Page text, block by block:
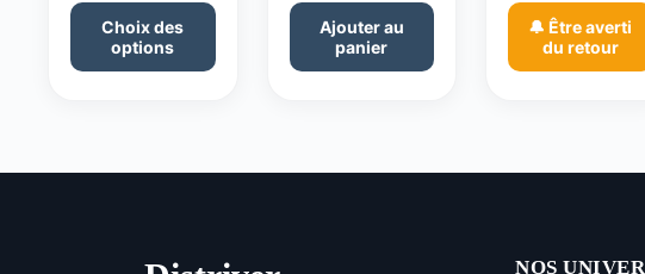
Choix des
options
Ce
produit
plusieurs
Ajouter au
panier
🔔 Être averti
du retour
NOS